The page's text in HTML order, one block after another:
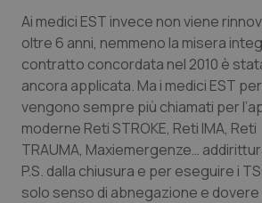
Sicilia
Toscana
Umbria
Valle D’Aosta
Neuroscienze & patologie
Obesità
Oftalmologia
Oncodermatologia
Ai medici EST invece non viene
oltre 6 anni, nemmeno la misera
contratto concordata nel 2010 è
ancora applicata. Ma i medici EST
vengono sempre più chiamati per
moderne Reti STROKE, Reti IMA, Reti
TRAUMA, Maxiemergenze…
P.S. dalla chiusura e per eseguire i
solo senso di abnegazione e